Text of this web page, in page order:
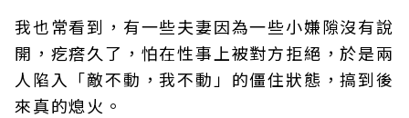
我也常看到，有一些夫妻因為一些小嫌隙沒有說
開，疙瘩久了，怕在性事上被對方拒絕，於是兩
人陷入「敵不動，我不動」的僵住狀態，搞到後
來真的熄火。